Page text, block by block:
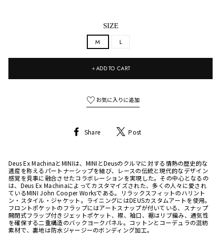
SIZE
M
L
＋ADD TO CART
Share
Share Post
Deus Ex MachinaとMINIは、MINIとDeusのクルマに対する情熱の歴史的な
遺産を称えるパートナーシップを結び、レースの伝統と現代的なデザイン
感覚を見事に融合させたコラボレーションを実現した。その中心となるの
は、Deus Ex Machinaによってカスタマイズされた、多くの人々に愛され
ているMINI John Cooper Worksである。リラックスフィットのハリント
ン・スタイル・ジャケット。ライニングにはDEUSカスタムアートを使用。
フロントポケットのフラップにはアートスナップが付いている、スナップ
開閉式フラップ付きジェットポケット、襟、袖口、裾はリブ編み、通気性
を確保する二重構造のバックヨークパネル。コットンとコーデュラの混紡
素材で、裏地は防水ジャージーのボンディング加工。